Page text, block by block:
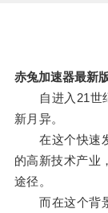
赤兔加速器最新
自进入21世纪
新月异。
在这个快速发
的高新技术产业
途径。
而在这个背景